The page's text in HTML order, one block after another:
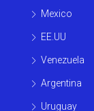
Mexico
EE.UU
Venezuela
Argentina
Uruguay